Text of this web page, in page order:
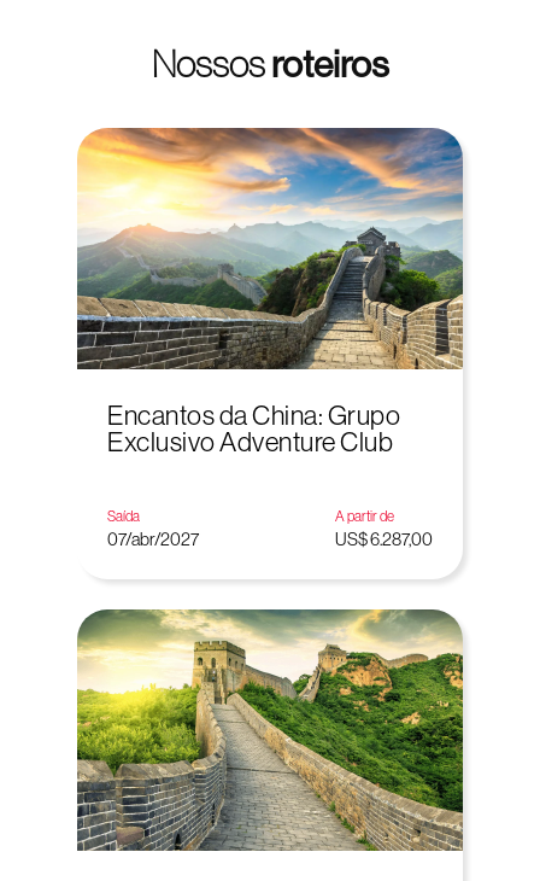
Nossosroteiros
Encantos da China: Grupo
Exclusivo Adventure Club
Saída
07/abr/2027
A partir de
US$ 6.287,00